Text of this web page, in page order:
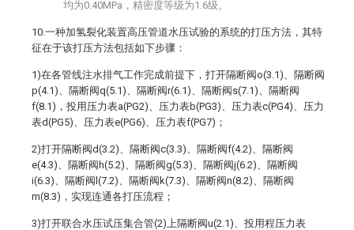
均为0.40MPa，精密度等级为1.6级。
10.一种加氢裂化装置高压管道水压试验的系统的打压方法，其特
征在于该打压方法包括如下步骤：
1)在各管线注水排气工作完成前提下，打开隔断阀o(3.1)、隔断阀
p(4.1)、隔断阀q(5.1)、隔断阀r(6.1)、隔断阀s(7.1)、隔断阀
f(8.1)，投用压力表a(PG2)、压力表b(PG3)、压力表c(PG4)、压力
表d(PG5)、压力表e(PG6)、压力表f(PG7)；
2)打开隔断阀d(3.2)、隔断阀c(3.3)、隔断阀f(4.2)、隔断阀
e(4.3)、隔断阀h(5.2)、隔断阀g(5.3)、隔断阀j(6.2)、隔断阀
i(6.3)、隔断阀l(7.2)、隔断阀k(7.3)、隔断阀n(8.2)、隔断阀
m(8.3)，实现连通各打压流程；
3)打开联合水压试压集合管(2)上隔断阀u(2.1)、投用程压力表